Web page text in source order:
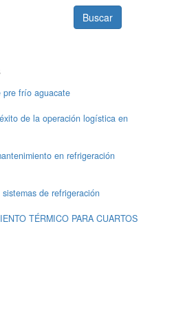
Buscar
pre frío aguacate
de la operación logística en
en refrigeración
de refrigeración
TÉRMICO PARA CUARTOS